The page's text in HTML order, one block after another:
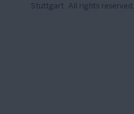
Stuttgart. All rights reserved.